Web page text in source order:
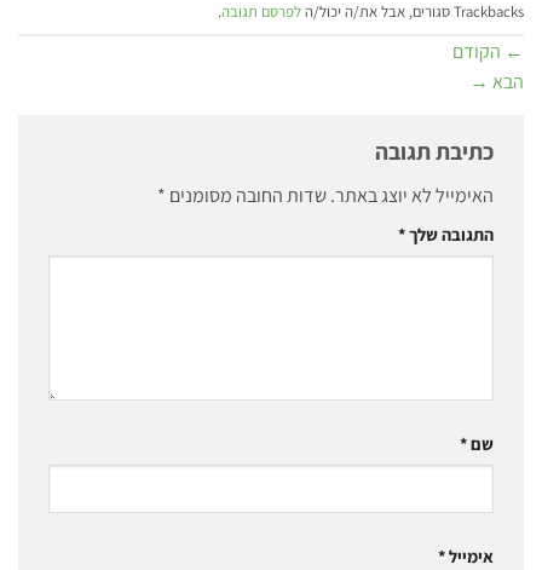
Trackbacks סגורים, אבל את/ה יכול/ה לפרסם תגובה.
← הקודם
הבא →
כתיבת תגובה
האימייל לא יוצג באתר.שדות החובה מסומנים *
התגובה שלך*
שם*
אימייל*